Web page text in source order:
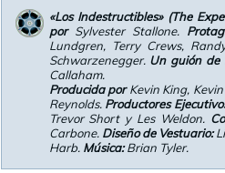
«Los Indestructibles» (The
porSylvester Stallone.
Lundgren, Terry Crews,
Schwarzenegger. Un guión de
Callaham.
Producida porKevin King,
Reynolds. Productores
Trevor Short y Les Weldon.
Carbone. Diseño de Vestuario:
Harb. Música:Brian Tyler.